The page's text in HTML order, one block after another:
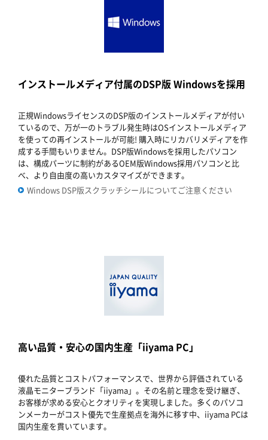
インストールメディア付属のDSP版 Windowsを採用
正規WindowsライセンスのDSP版のインストールメディアが付い
ているので、万が一のトラブル発生時はOSインストールメディア
を使っての再インストールが可能! 購入時にリカバリメディアを作
成する手間もいりません。DSP版Windowsを採用したパソコン
は、構成パーツに制約があるOEM版Windows採用パソコンと比
べ、より自由度の高いカスタマイズができます。
Windows DSP版スクラッチシールについてご注意ください
高い品質・安心の国内生産「iiyama PC」
優れた品質とコストパフォーマンスで、世界から評価されている
液晶モニターブランド「iiyama」。その名前と理念を受け継ぎ、
お客様が求める安心とクオリティを実現しました。多くのパソコ
ンメーカーがコスト優先で生産拠点を海外に移す中、iiyama PCは
国内生産を貫いています。